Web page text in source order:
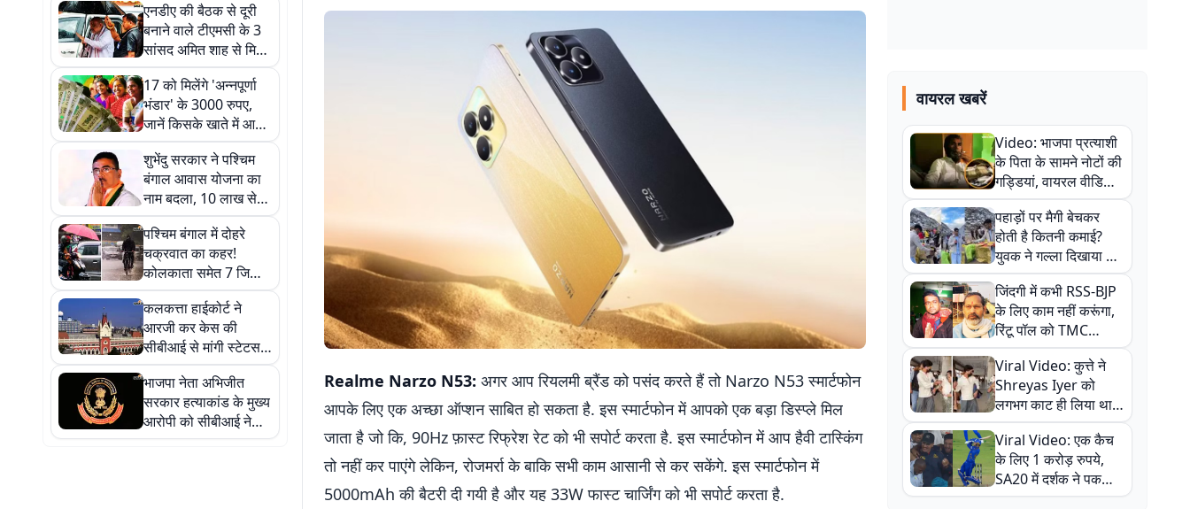
एनडीए की बैठक से दूरी
बनाने वाले टीएमसी के 3
सांसद अमित शाह से मिले,
जानें क्या हैं इसके मायने
17 को मिलेंगे 'अन्नपूर्णा
भंडार' के 3000 रुपए,
जानें किसके खाते में आयेंगे
पैसे, किसको करना होगा
इंतजार
शुभेंदु सरकार ने पश्चिम
बंगाल आवास योजना का
नाम बदला, 10 लाख से
अधिक लाभुकों को मिली
दूसरी किस्त
पश्चिम बंगाल में दोहरे
चक्रवात का कहर!
कोलकाता समेत 7 जिलों
में मूसलाधार वर्षा का येलो
अलर्ट
कलकत्ता हाईकोर्ट ने
आरजी कर केस की
सीबीआई से मांगी स्टेटस
रिपोर्ट, 28 अगस्त तक का
दिया समय
भाजपा नेता अभिजीत
सरकार हत्याकांड के मुख्य
आरोपी को सीबीआई ने
गुवाहाटी से किया
Realme Narzo N53: अगर आप रियलमी ब्रैंड को पसंद करते हैं तो Narzo N53 स्मार्टफोन
आपके लिए एक अच्छा ऑप्शन साबित हो सकता है. इस स्मार्टफोन में आपको एक बड़ा डिस्प्ले मिल
जाता है जो कि, 90Hz फ़ास्ट रिफ्रेश रेट को भी सपोर्ट करता है. इस स्मार्टफोन में आप हैवी टास्किंग
तो नहीं कर पाएंगे लेकिन, रोजमर्रा के बाकि सभी काम आसानी से कर सकेंगे. इस स्मार्टफोन में
5000mAh की बैटरी दी गयी है और यह 33W फास्ट चार्जिंग को भी सपोर्ट करता है.
वायरल खबरें
Video: भाजपा प्रत्याशी
के पिता के सामने नोटों की
गड्डियां, वायरल वीडियो
से राजनीति में उबाल,
अजित महतो बोले- TMC
की गंदी चाल
पहाड़ों पर मैगी बेचकर
होती है कितनी कमाई?
युवक ने गल्ला दिखाया तो
नौकरी वालों के खड़े हो गए
कान
जिंदगी में कभी RSS-BJP
के लिए काम नहीं करूंगा,
रिंटू पॉल को TMC
ऑफिस में ले जाकर पीटा,
Video वायरल
Viral Video: कुत्ते ने
Shreyas Iyer को
लगभग काट ही लिया था,
न्यूजीलैंड सीरीज से पहले
बाल-बाल बचे
Viral Video: एक कैच
के लिए 1 करोड़ रुपये,
SA20 में दर्शक ने पकड़ा
एक हाथ से गजब का कैच